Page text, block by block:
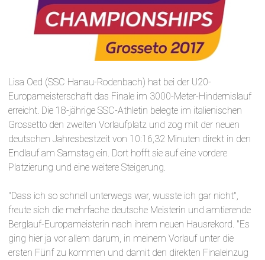
Lisa Oed (SSC Hanau-Rodenbach) hat bei der U20-
Europameisterschaft das Finale im 3000-Meter-Hindernislauf
erreicht. Die 18-jährige SSC-Athletin belegte im italienischen
Grossetto den zweiten Vorlaufplatz und zog mit der neuen
deutschen Jahresbestzeit von 10:16,32 Minuten direkt in den
Endlauf am Samstag ein. Dort hofft sie auf eine vordere
Platzierung und eine weitere Steigerung.
"Dass ich so schnell unterwegs war, wusste ich gar nicht",
freute sich die mehrfache deutsche Meisterin und amtierende
Berglauf-Europameisterin nach ihrem neuen Hausrekord. "Es
ging hier ja vor allem darum, in meinem Vorlauf unter die
ersten Fünf zu kommen und damit den direkten Finaleinzug